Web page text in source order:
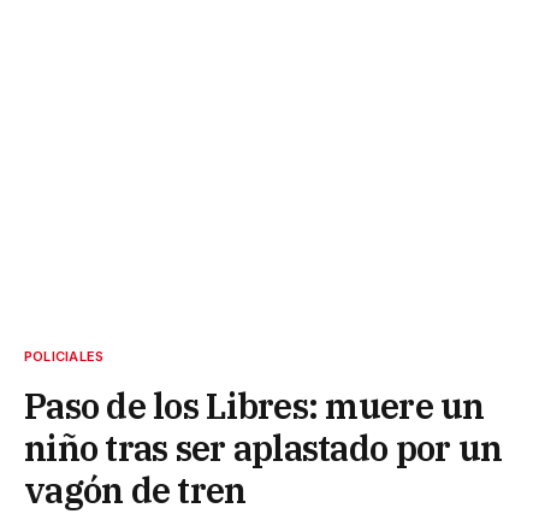
POLICIALES
Paso de los Libres: muere un
niño tras ser aplastado por un
vagón de tren